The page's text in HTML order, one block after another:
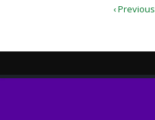
‹ Previous